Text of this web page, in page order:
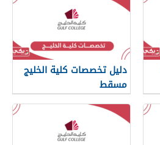
دليل تخصصات كلية الخليج
مسقط